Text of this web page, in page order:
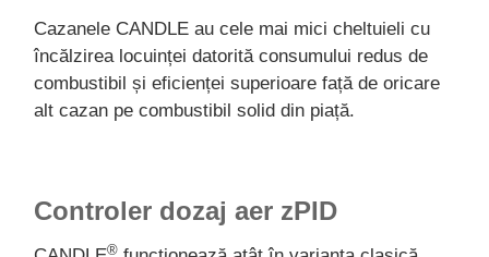
Cazanele CANDLE au cele mai mici cheltuieli cu
încălzirea locuinței datorită consumului redus de
combustibil și eficienței superioare față de oricare
alt cazan pe combustibil solid din piață.
Controler dozaj aer zPID
®